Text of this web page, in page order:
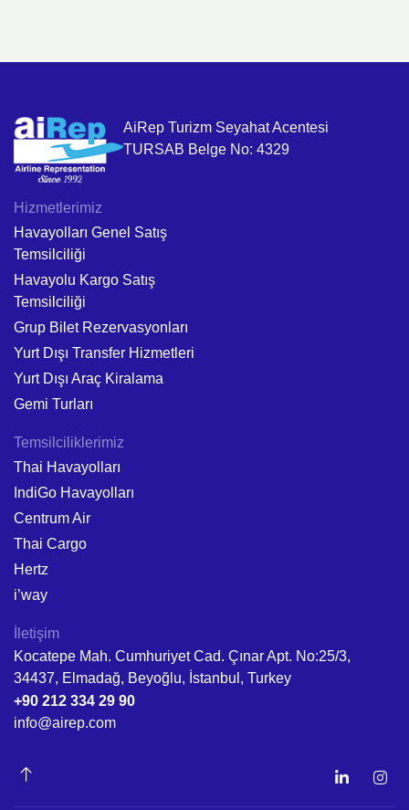
AiRep Turizm Seyahat Acentesi
TURSAB Belge No: 4329
Hizmetlerimiz
Havayolları Genel Satış
Temsilciliği
Havayolu Kargo Satış
Temsilciliği
Grup Bilet Rezervasyonları
Yurt Dışı Transfer Hizmetleri
Yurt Dışı Araç Kiralama
Gemi Turları
Temsilciliklerimiz
Thai Havayolları
IndiGo Havayolları
Centrum Air
Thai Cargo
Hertz
i’way
İletişim
Kocatepe Mah. Cumhuriyet Cad. Çınar Apt. No:25/3,
34437, Elmadağ, Beyoğlu, İstanbul, Turkey
+90 212 334 29 90
info@airep.com